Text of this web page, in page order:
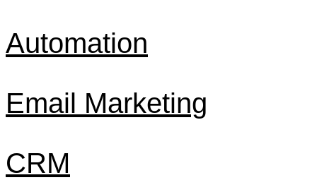
Automation
Email Marketing
CRM